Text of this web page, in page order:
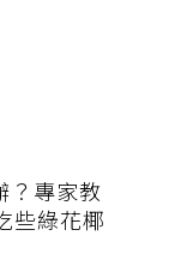
？專家教
些綠花椰